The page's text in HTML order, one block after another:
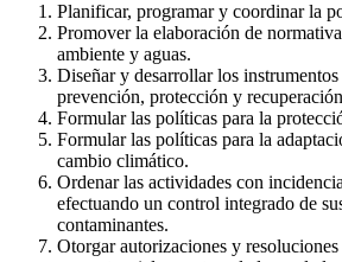
Planificar, programar y coordinar la
Promover la elaboración de
ambiente y aguas.
Diseñar y desarrollar los
prevención, protección y
Formular las políticas para la
Formular las políticas para la
cambio climático.
Ordenar las actividades con
efectuando un control integrado de
contaminantes.
Otorgar autorizaciones y